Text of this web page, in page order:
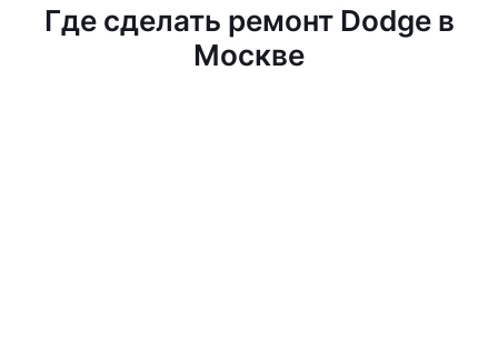
Где сделать ремонт Dodge в
Москве